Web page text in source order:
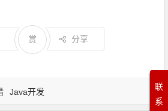
分享
赏
Java开发
联
系